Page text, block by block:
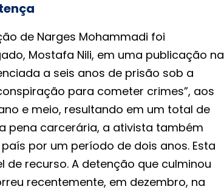
de Narges Mohammadi foi
Mostafa Nili, em uma publicação na
a seis anos de prisão sob a
para cometer crimes”, aos
e meio, resultando em um total de
pena carcerária, a ativista também
por um período de dois anos. Esta
de recurso. A detenção que culminou
recentemente, em dezembro, na